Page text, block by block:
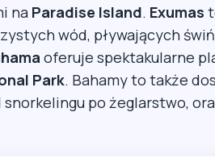
na Paradise Island. Exumas
wód, pływających
oferuje spektakularne
Park. Bahamy to także
po żeglarstwo,